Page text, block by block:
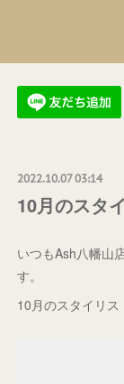
2022.10.07 03:14
10月のスタ
いつもAsh八幡山
す。
10月のスタイリス